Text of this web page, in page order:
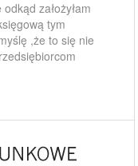
założyłam
tym
,że to się nie